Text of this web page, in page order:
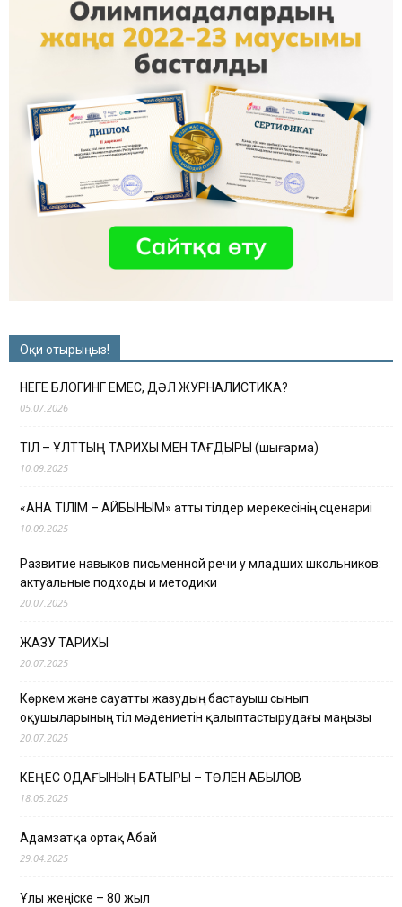
Оқи отырыңыз!
НЕГЕ БЛОГИНГ ЕМЕС, ДӘЛ ЖУРНАЛИСТИКА?
05.07.2026
ТІЛ – ҰЛТТЫҢ ТАРИХЫ МЕН ТАҒДЫРЫ (шығарма)
10.09.2025
«АНА ТІЛІМ – АЙБЫНЫМ» атты тілдер мерекесінің сценариі
10.09.2025
Развитие навыков письменной речи у младших школьников:
актуальные подходы и методики
20.07.2025
ЖАЗУ ТАРИХЫ
20.07.2025
Көркем және сауатты жазудың бастауыш сынып
оқушыларының тіл мәдениетін қалыптастырудағы маңызы
20.07.2025
КЕҢЕС ОДАҒЫНЫҢ БАТЫРЫ – ТӨЛЕН ҚАБЫЛОВ
18.05.2025
Адамзатқа ортақ Абай
29.04.2025
Ұлы жеңіске – 80 жыл